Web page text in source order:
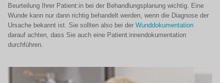
Beurteilung Ihrer Patient:in bei der Behandlungsplanung wichtig. Eine
Wunde kann nur dann richtig behandelt werden, wenn die Diagnose der
Ursache bekannt ist. Sie sollten also bei der Wunddokumentation
darauf achten, dass Sie auch eine Patient:innendokumentation
durchführen.